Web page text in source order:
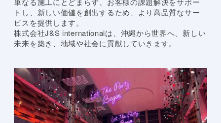
トし、新しい価値を創出するため、より高品質なサー
ビスを提供します。
株式会社J&S internationalは、沖縄から世界へ、新しい
未来を築き、地域や社会に貢献していきます。